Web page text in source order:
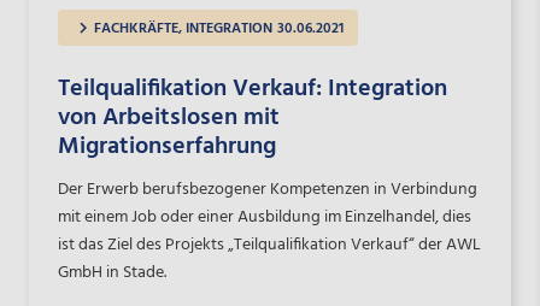
FACHKRÄFTE, INTEGRATION 30.06.2021
Teilqualifikation Verkauf: Integration
von Arbeitslosen mit
Migrationserfahrung
Der Erwerb berufsbezogener Kompetenzen in Verbindung
mit einem Job oder einer Ausbildung im Einzelhandel, dies
ist das Ziel des Projekts „Teilqualifikation Verkauf“ der AWL
GmbH in Stade.